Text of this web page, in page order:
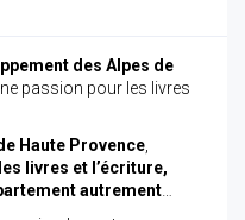
des Alpes de
passion pour les livres
Haute Provence
livres et l’écriture,
autrement